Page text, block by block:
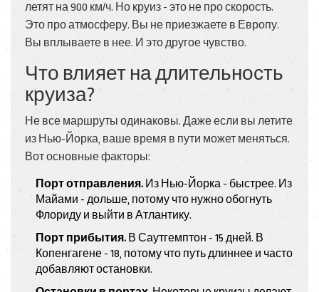
летят на 900 км/ч. Но круиз - это не про скорость.
Это про атмосферу. Вы не приезжаете в Европу.
Вы вплываете в нее. И это другое чувство.
Что влияет на длительность
круиза?
Не все маршруты одинаковы. Даже если вы летите
из Нью-Йорка, ваше время в пути может меняться.
Вот основные факторы:
Порт отправления. Из Нью-Йорка - быстрее. Из
Майами - дольше, потому что нужно обогнуть
Флориду и выйти в Атлантику.
Порт прибытия. В Саутгемптон - 15 дней. В
Копенгагене - 18, потому что путь длиннее и часто
добавляют остановки.